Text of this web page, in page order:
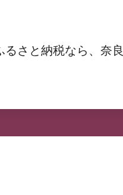
るさと納税なら、奈良